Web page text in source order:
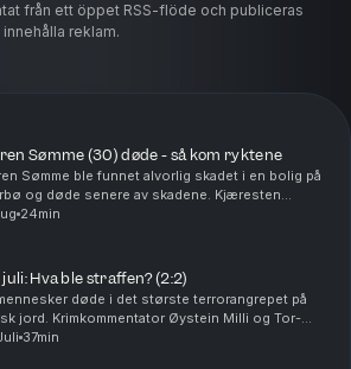
från ett öppet RSS-flöde och publiceras
reklam.
Sømme (30) døde - så kom ryktene
Sømme ble funnet alvorlig skadet i en bolig på
og døde senere av skadene. Kjæresten
er siktet for drap, men nekter straffskyld. I
24min
juli: Hva ble straffen? (2:2)
døde i det største terrorangrepet på
jord. Krimkommentator Øystein Milli og Tor-
Thømt Ruud går gjennom etterspillet av 22. juli i
37min